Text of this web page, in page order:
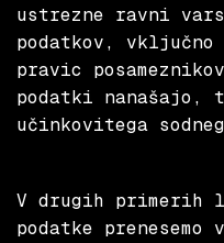
ustrezne ravni
podatkov,
pravic
podatki nanašajo,
učinkovitega
V drugih primerih
podatke